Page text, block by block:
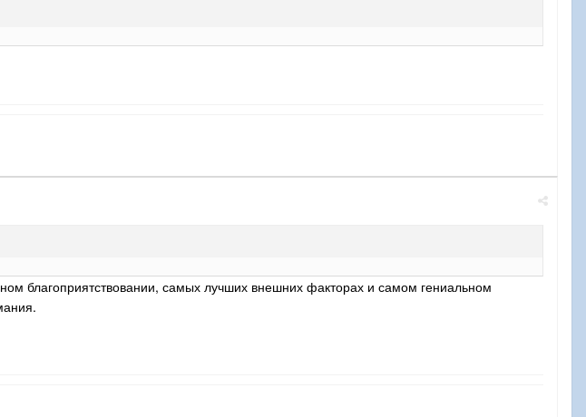
благоприятствовании, самых лучших внешних факторах и самом гениальном